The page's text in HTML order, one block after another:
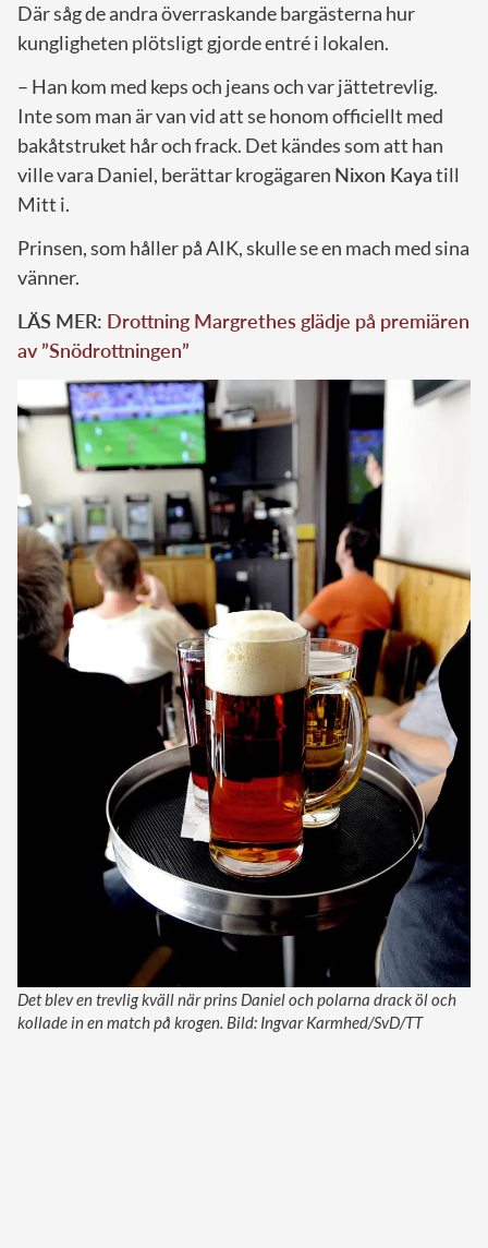
Där såg de andra överraskande bargästerna hur
kungligheten plötsligt gjorde entré i lokalen.
– Han kom med keps och jeans och var jättetrevlig.
Inte som man är van vid att se honom officiellt med
bakåtstruket hår och frack. Det kändes som att han
ville vara Daniel, berättar krogägaren Nixon Kayatill
Mitt i.
Prinsen, som håller på AIK, skulle se en mach med sina
vänner.
LÄS MER: Drottning Margrethes glädje på premiären
av ”Snödrottningen”
Det blev en trevlig kväll när prins Daniel och polarna drack öl och
kollade in en match på krogen. Bild: Ingvar Karmhed/SvD/TT